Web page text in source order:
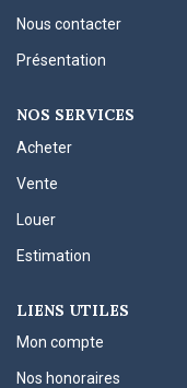
Nous contacter
Présentation
NOS SERVICES
Acheter
Vente
Louer
Estimation
LIENS UTILES
Mon compte
Nos honoraires